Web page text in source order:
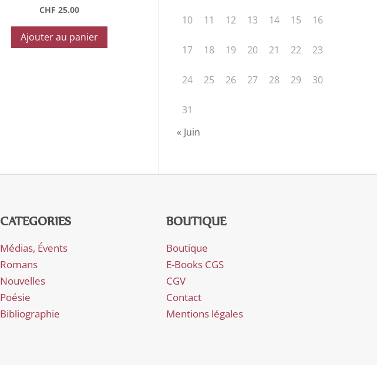
CHF 25.00
Ajouter au panier
10 11 12 13 14 15 16
17 18 19 20 21 22 23
24 25 26 27 28 29 30
31
« Juin
CATEGORIES
Médias, Évents
Romans
Nouvelles
Poésie
Bibliographie
BOUTIQUE
Boutique
E-Books CGS
CGV
Contact
Mentions légales